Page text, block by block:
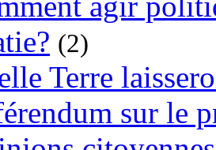
(2)
Terre
sur le